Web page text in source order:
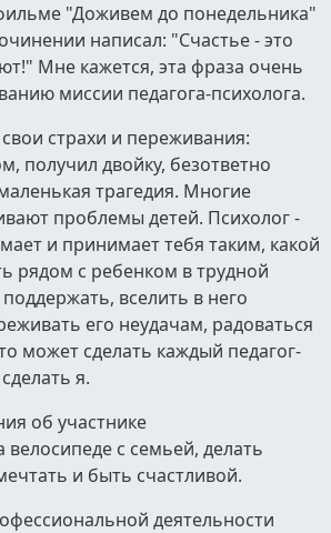
"Доживем до понедельника"
написал: "Счастье - это
Мне кажется, эта фраза очень
миссии педагога-психолога.
страхи и переживания:
получил двойку, безответно
трагедия. Многие
проблемы детей. Психолог -
и принимает тебя таким, какой
рядом с ребенком в трудной
вселить в него
его неудачам, радоваться
может сделать каждый педагог-
я.
об участнике
с семьей, делать
и быть счастливой.
деятельности